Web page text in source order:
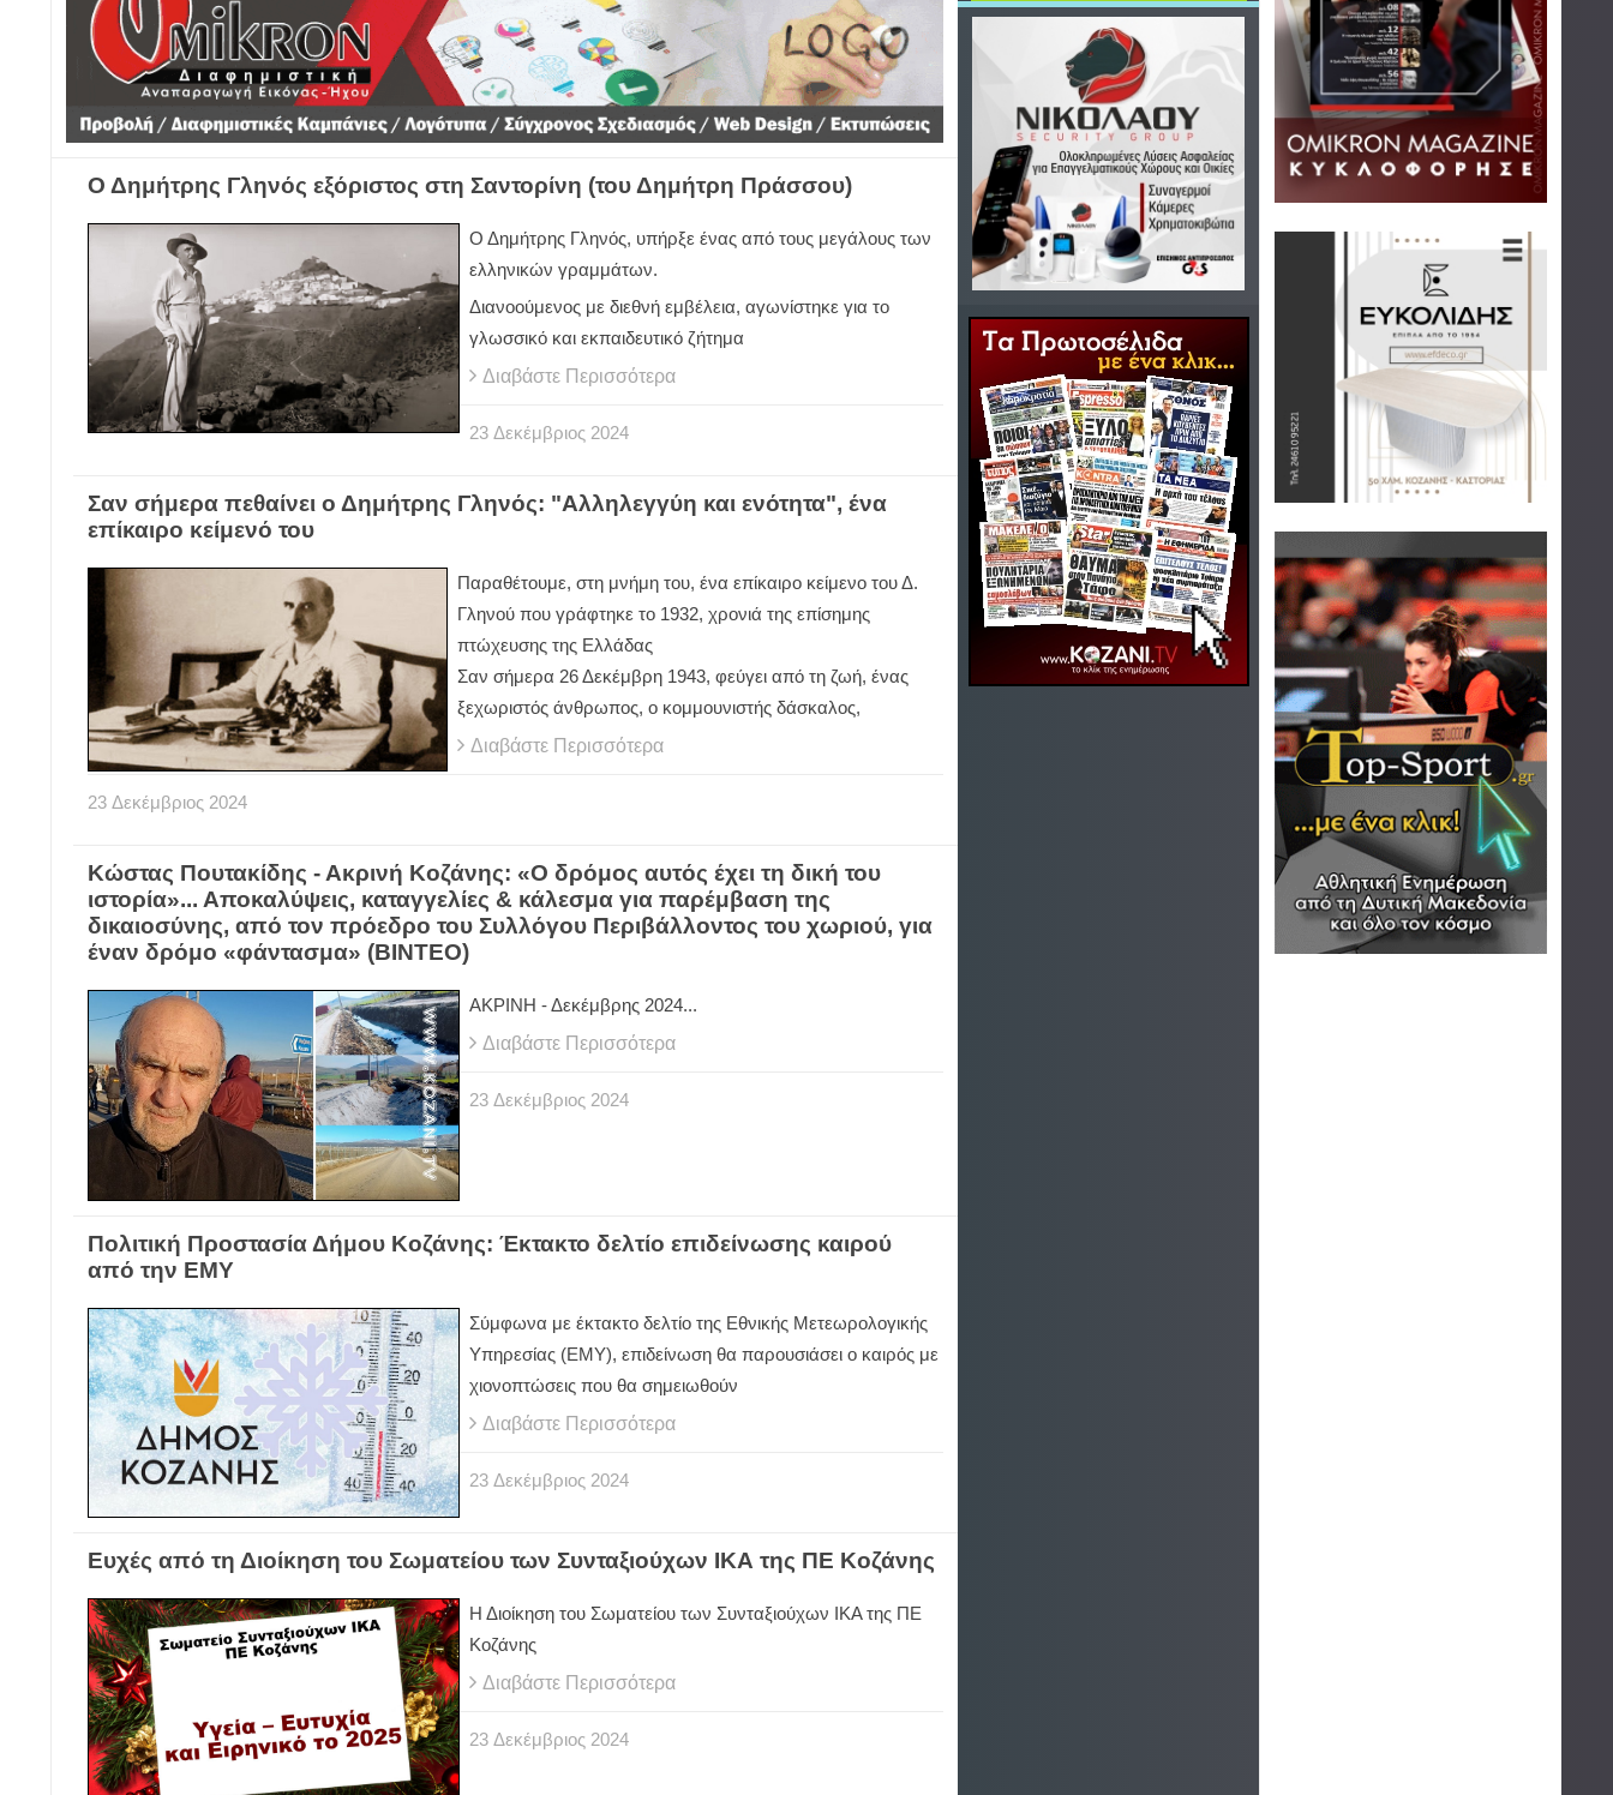
Ο Δημήτρης Γληνός εξόριστος στη Σαντορίνη (του Δημήτρη Πράσσου)
Ο Δημήτρης Γληνός, υπήρξε ένας από τους μεγάλους των
ελληνικών γραμμάτων.
Διανοούμενος με διεθνή εμβέλεια, αγωνίστηκε για το
γλωσσικό και εκπαιδευτικό ζήτημα
Διαβάστε Περισσότερα
23 Δεκέμβριος 2024
Σαν σήμερα πεθαίνει ο Δημήτρης Γληνός: "Αλληλεγγύη και ενότητα", ένα
επίκαιρο κείμενό του
Παραθέτουμε, στη μνήμη του, ένα επίκαιρο κείμενο του Δ.
Γληνού που γράφτηκε το 1932, χρονιά της επίσημης
πτώχευσης της Ελλάδας
Σαν σήμερα 26 Δεκέμβρη 1943, φεύγει από τη ζωή, ένας
ξεχωριστός άνθρωπος, ο κομμουνιστής δάσκαλος,
Διαβάστε Περισσότερα
23 Δεκέμβριος 2024
Κώστας Πουτακίδης - Ακρινή Κοζάνης: «Ο δρόμος αυτός έχει τη δική του
ιστορία»... Αποκαλύψεις, καταγγελίες & κάλεσμα για παρέμβαση της
δικαιοσύνης, από τον πρόεδρο του Συλλόγου Περιβάλλοντος του χωριού, για
έναν δρόμο «φάντασμα» (ΒΙΝΤΕΟ)
ΑΚΡΙΝΗ - Δεκέμβρης 2024...
Διαβάστε Περισσότερα
23 Δεκέμβριος 2024
Πολιτική Προστασία Δήμου Κοζάνης: Έκτακτο δελτίο επιδείνωσης καιρού
από την ΕΜΥ
Σύμφωνα με έκτακτο δελτίο της Εθνικής Μετεωρολογικής
Υπηρεσίας (ΕΜΥ), επιδείνωση θα παρουσιάσει ο καιρός με
χιονοπτώσεις που θα σημειωθούν
Διαβάστε Περισσότερα
23 Δεκέμβριος 2024
Ευχές από τη Διοίκηση του Σωματείου των Συνταξιούχων ΙΚΑ της ΠΕ Κοζάνης
Η Διοίκηση του Σωματείου των Συνταξιούχων ΙΚΑ της ΠΕ
Κοζάνης
Διαβάστε Περισσότερα
23 Δεκέμβριος 2024